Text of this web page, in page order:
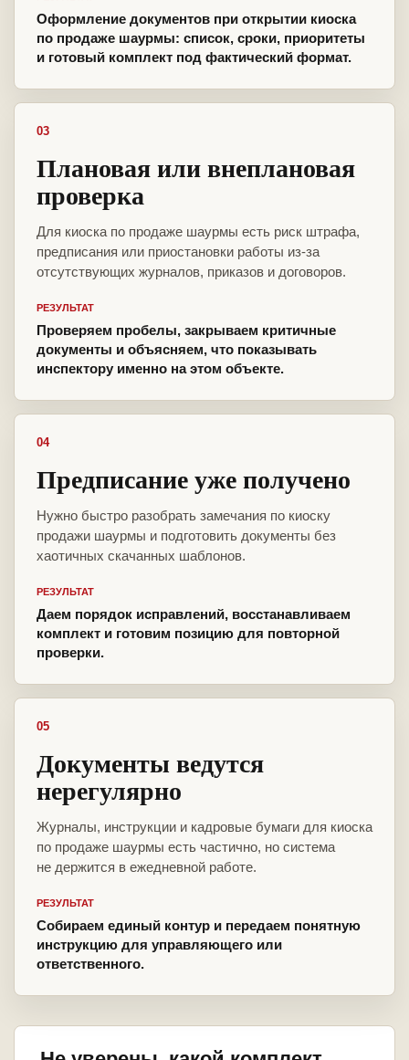
Оформление документов при открытии киоска
по продаже шаурмы: список, сроки, приоритеты
и готовый комплект под фактический формат.
03
Плановая или внеплановая
проверка
Для киоска по продаже шаурмы есть риск штрафа,
предписания или приостановки работы из-за
отсутствующих журналов, приказов и договоров.
РЕЗУЛЬТАТ
Проверяем пробелы, закрываем критичные
документы и объясняем, что показывать
инспектору именно на этом объекте.
04
Предписание уже получено
Нужно быстро разобрать замечания по киоску
продажи шаурмы и подготовить документы без
хаотичных скачанных шаблонов.
РЕЗУЛЬТАТ
Даем порядок исправлений, восстанавливаем
комплект и готовим позицию для повторной
проверки.
05
Документы ведутся
нерегулярно
Журналы, инструкции и кадровые бумаги для киоска
по продаже шаурмы есть частично, но система
не держится в ежедневной работе.
РЕЗУЛЬТАТ
Собираем единый контур и передаем понятную
инструкцию для управляющего или
ответственного.